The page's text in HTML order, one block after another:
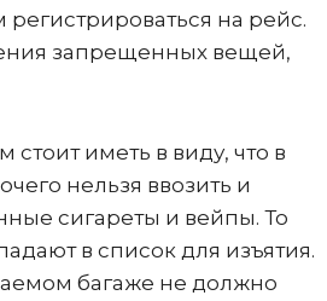
на рейс.
запрещенных вещей,
иметь в виду, что в
нельзя ввозить и
сигареты и вейпы. То
в список для изъятия.
багаже не должно